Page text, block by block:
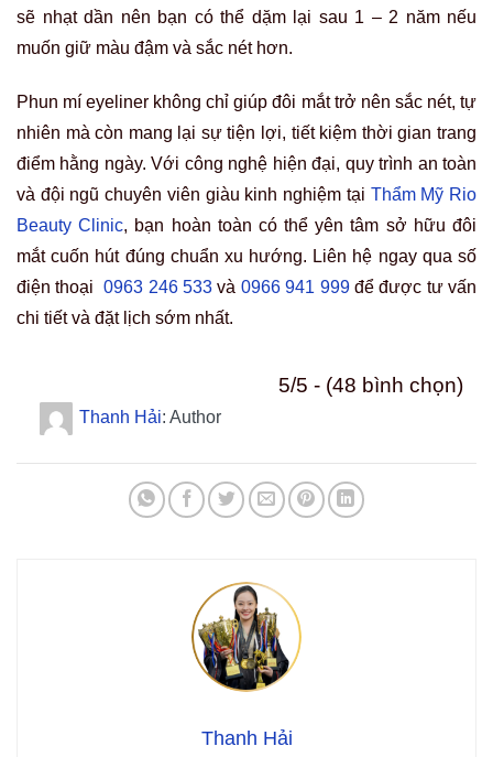
sẽ nhạt dần nên bạn có thể dặm lại sau 1 – 2 năm nếu
muốn giữ màu đậm và sắc nét hơn.
Phun mí eyeliner không chỉ giúp đôi mắt trở nên sắc nét, tự
nhiên mà còn mang lại sự tiện lợi, tiết kiệm thời gian trang
điểm hằng ngày. Với công nghệ hiện đại, quy trình an toàn
và đội ngũ chuyên viên giàu kinh nghiệm tại Thẩm Mỹ Rio
Beauty Clinic, bạn hoàn toàn có thể yên tâm sở hữu đôi
mắt cuốn hút đúng chuẩn xu hướng. Liên hệ ngay qua số
điện thoại 0963 246 533và 0966 941 999để được tư vấn
chi tiết và đặt lịch sớm nhất.
5/5 - (48 bình chọn)
Thanh Hải: Author
Thanh Hải